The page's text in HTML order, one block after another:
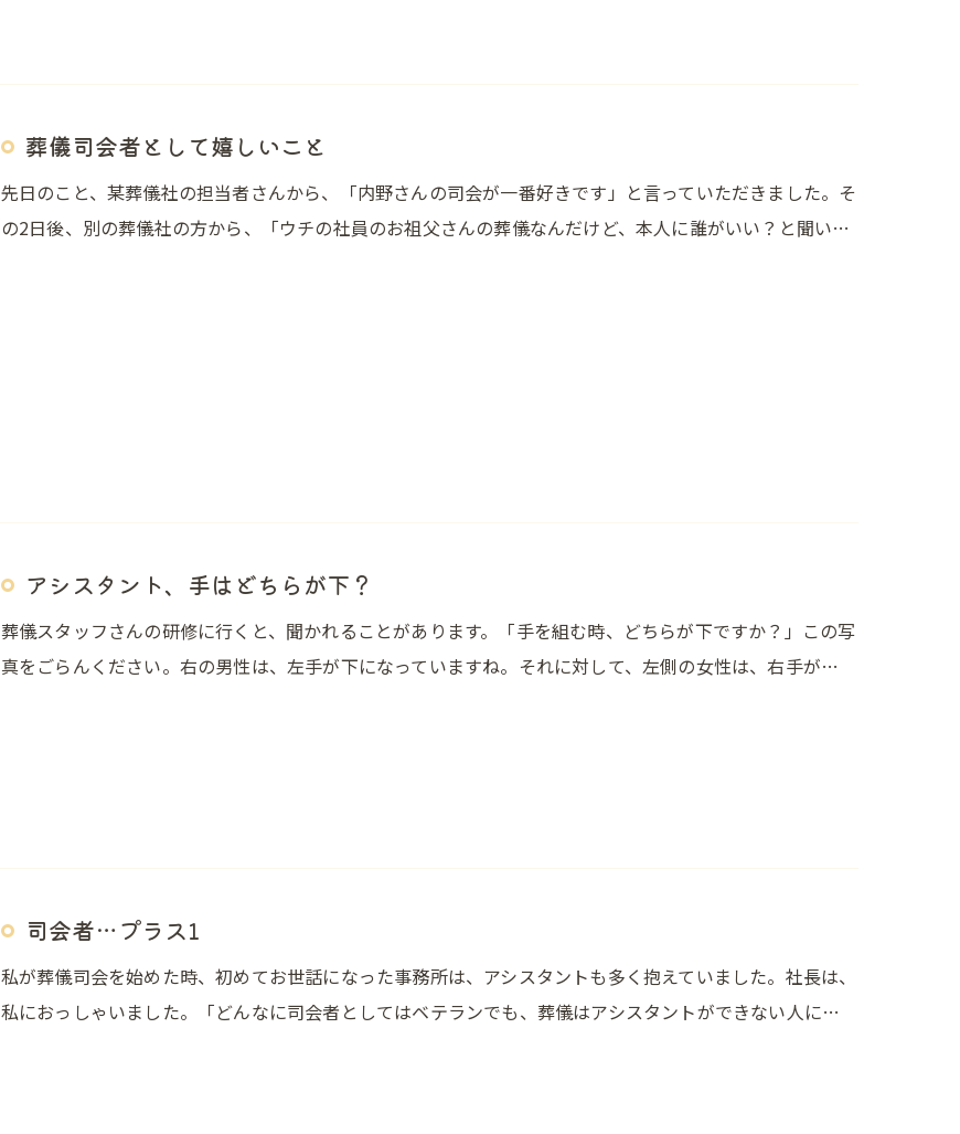
葬儀司会者として嬉しいこと
先日のこと、某葬儀社の担当者さんから、「内野さんの司会が一番好きです」と言っていただきました。そ
の2日後、別の葬儀社の方から、「ウチの社員のお祖父さんの葬儀なんだけど、本人に誰がいい？と聞い…
アシスタント、手はどちらが下？
葬儀スタッフさんの研修に行くと、聞かれることがあります。「手を組む時、どちらが下ですか？」この写
真をごらんください。右の男性は、左手が下になっていますね。それに対して、左側の女性は、右手が…
司会者…プラス1
私が葬儀司会を始めた時、初めてお世話になった事務所は、アシスタントも多く抱えていました。社長は、
私におっしゃいました。「どんなに司会者としてはベテランでも、葬儀はアシスタントができない人に…